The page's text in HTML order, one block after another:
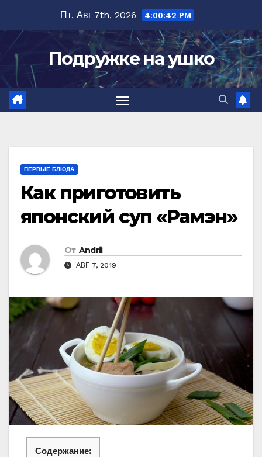
содержимому
Пт. Авг 7th, 2026 4:00:42 PM
Подружке на ушко
ПЕРВЫЕ БЛЮДА
Как приготовить
японский суп «Рамэн»
От Andrii
АВГ 7, 2019
Содержание: